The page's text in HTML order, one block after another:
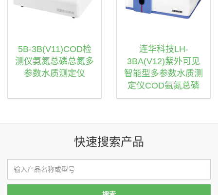
5B-3B(V11)COD检
测仪氨氮总磷总氮多
参数水质测定仪
连华科技LH-
3BA(V12)紫外可见
智能型多参数水质测
定仪COD氨氮总磷
快速搜索产品